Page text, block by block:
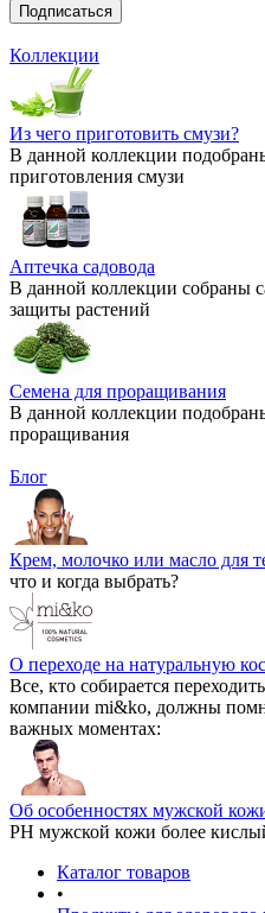
Коллекции
Из чего приготовить смузи?
В данной коллекции
приготовления смузи
Аптечка садовода
В данной коллекции собраны
защиты растений
Семена для проращивания
В данной коллекции
проращивания
Блог
Крем, молочко или масло для
что и когда выбрать?
О переходе на натуральную
Все, кто собирается
компании mi&ko, должны
важных моментах:
Об особенностях мужской
РН мужской кожи более
Каталог товаров
•